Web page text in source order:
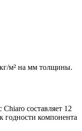
кг/м² на мм толщины.
составляет 12
годности компонента